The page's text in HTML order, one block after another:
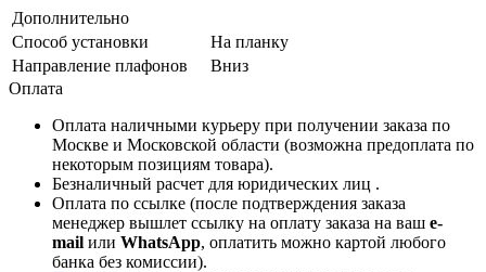
Дополнительно
Способ установки
На планку
Направление плафонов
Вниз
Оплата
Оплата наличными курьеру при получении заказа по
Москве и Московской области (возможна предоплата по
некоторым позициям товара).
Безналичный расчет для юридических лиц .
Оплата по ссылке (после подтверждения заказа
менеджер вышлет ссылку на оплату заказа на ваш e-
mail или WhatsApp, оплатить можно картой любого
банка без комиссии).